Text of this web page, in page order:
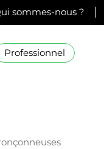
sommes-nous ?
Professionnel